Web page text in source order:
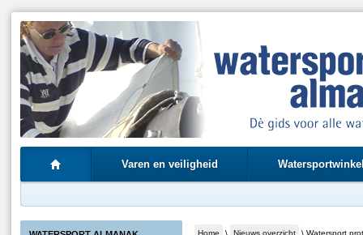
Varen en veiligheid
Home \ Nieuws overzicht \ Watersport